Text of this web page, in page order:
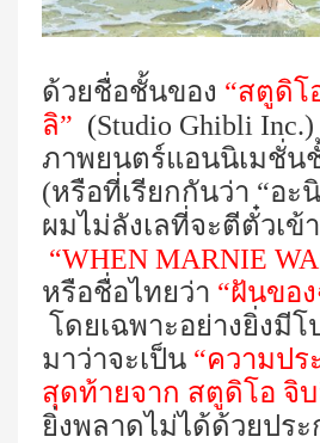
ด้วยชื่อชั้นของ “สตูดิโ
ลิ” (Studio Ghibli Inc.)
ภาพยนตร์แอนนิเมชั่น
(หรือที่เรียกกันว่า “อะ
ผมไม่ลังเลที่จะตีตั๋วเข้
“WHEN MARNIE
หรือชื่อไทยว่า “ฝันขอ
โดยเฉพาะอย่างยิ่งมี
มาว่าจะเป็น “ความปร
สุดท้ายจาก สตูดิโอ จิบ
ยิ่งพลาดไม่ได้ด้วยประ